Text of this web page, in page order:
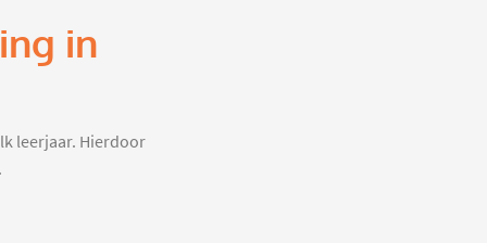
in
leerjaar. Hierdoor